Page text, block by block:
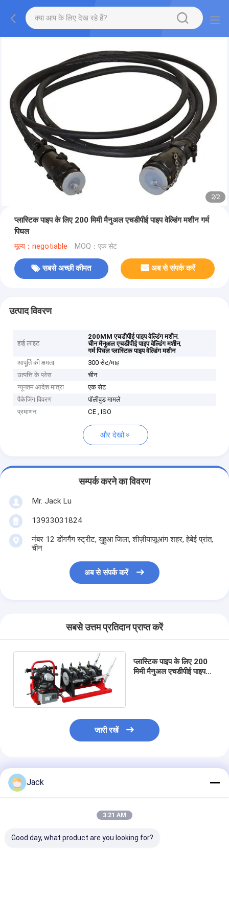
2/2
प्लास्टिक पाइप के लिए 200 मिमी मैनुअल एचडीपीई पाइप वेल्डिंग मशीन गर्म
पिघल
मूल्य：negotiable MOQ：एक सेट
सबसे अच्छी कीमत अब से संपर्क करें
उत्पाद विवरण
हाई लाइट
200MM एचडीपीई पाइप वेल्डिंग मशीन,
चीन मैनुअल एचडीपीई पाइप वेल्डिंग मशीन,
गर्म पिघल प्लास्टिक पाइप वेल्डिंग मशीन
आपूर्ति की क्षमता
300 सेट/माह
उत्पत्ति के प्लेस
चीन
न्यूनतम आदेश मात्रा
एक सेट
पैकेजिंग विवरण
पॉलीवुड मामले
प्रमाणन
CE , ISO
और देखो
सम्पर्क करने का विवरण
Mr. Jack Lu
13933031824
नंबर 12 डोंगगैंग स्ट्रीट, युहुआ जिला, शीज़ीयाज़ूआंग शहर, हेबेई प्रांत,
चीन
अब से संपर्क करें
सबसे उत्तम प्रतिदान प्राप्त करें
प्लास्टिक पाइप के लिए 200
मिमी मैनुअल एचडीपीई पाइप
जारी रखें
अनुशंसित उत्पाद
Jack
3:21 AM
Good day, what product are you looking for?